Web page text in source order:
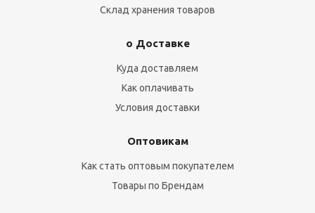
Склад хранения товаров
о Доставке
Куда доставляем
Как оплачивать
Условия доставки
Оптовикам
Как стать оптовым покупателем
Товары по Брендам